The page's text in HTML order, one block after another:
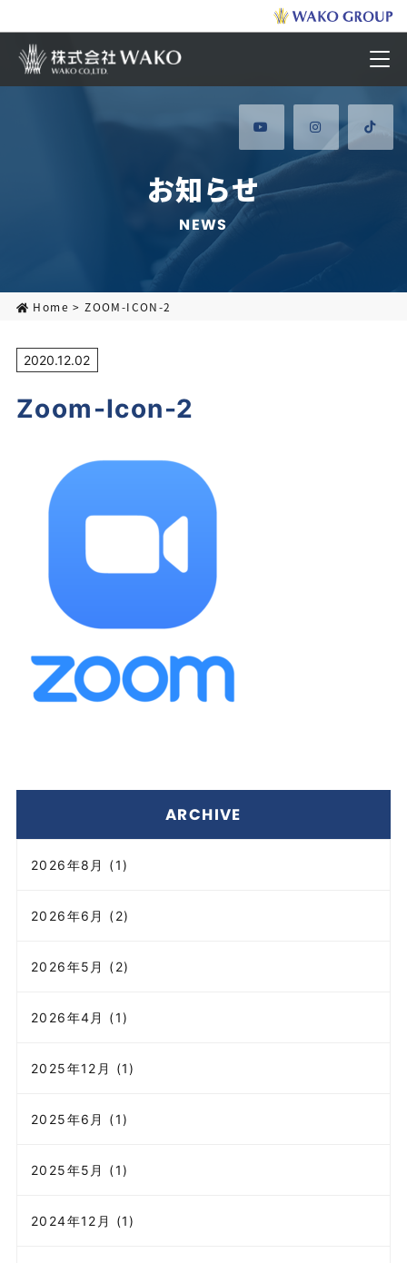
お知らせ
NEWS
Home > ZOOM-ICON-2
2020.12.02
Zoom-Icon-2
ARCHIVE
2026年8月 (1)
2026年6月 (2)
2026年5月 (2)
2026年4月 (1)
2025年12月 (1)
2025年6月 (1)
2025年5月 (1)
2024年12月 (1)